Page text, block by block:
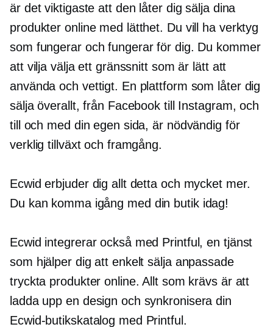
är det viktigaste att den låter dig sälja dina
produkter online med lätthet. Du vill ha verktyg
som fungerar och fungerar för dig. Du kommer
att vilja välja ett gränssnitt som är lätt att
använda och vettigt. En plattform som låter dig
sälja överallt, från Facebook till Instagram, och
till och med din egen sida, är nödvändig för
verklig tillväxt och framgång.
Ecwid erbjuder dig allt detta och mycket mer.
Du kan komma igång med din butik idag!
Ecwid integrerar också med Printful, en tjänst
som hjälper dig att enkelt sälja anpassade
tryckta produkter online. Allt som krävs är att
ladda upp en design och synkronisera din
Ecwid-butikskatalog med Printful.